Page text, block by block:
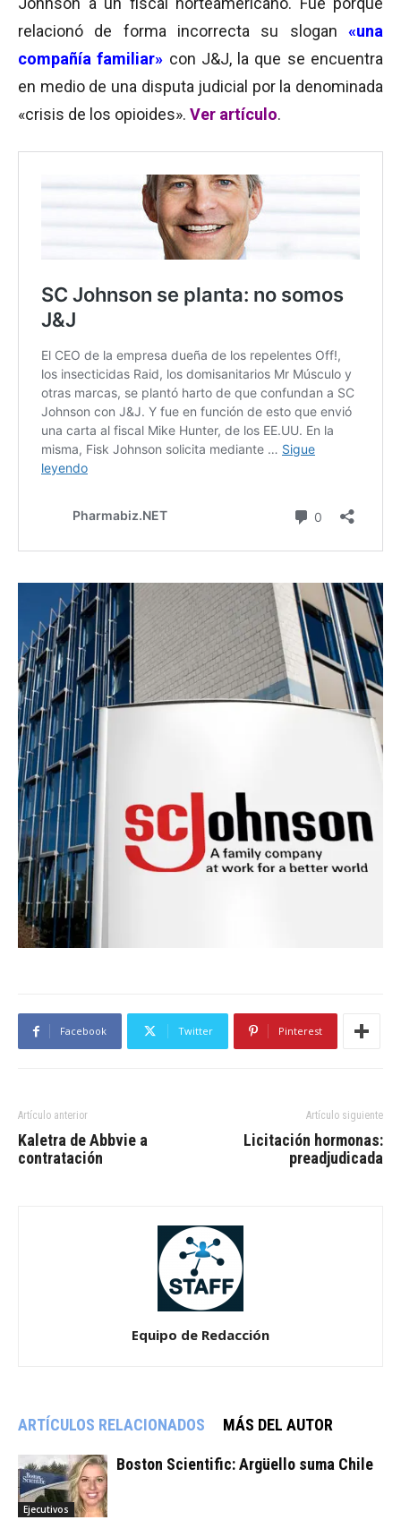
relacionó de forma incorrecta su slogan «una
compañía familiar» con J&J, la que se encuentra
en medio de una disputa judicial por la denominada
«crisis de los opioides». Ver artículo.
Facebook Twitter Pinterest
Artículo anterior
Kaletra de Abbvie a
contratación
Artículo siguiente
Licitación hormonas:
preadjudicada
Equipo de Redacción
ARTÍCULOS RELACIONADOS MÁS DEL AUTOR
Ejecutivos
Boston Scientific: Argüello suma Chile